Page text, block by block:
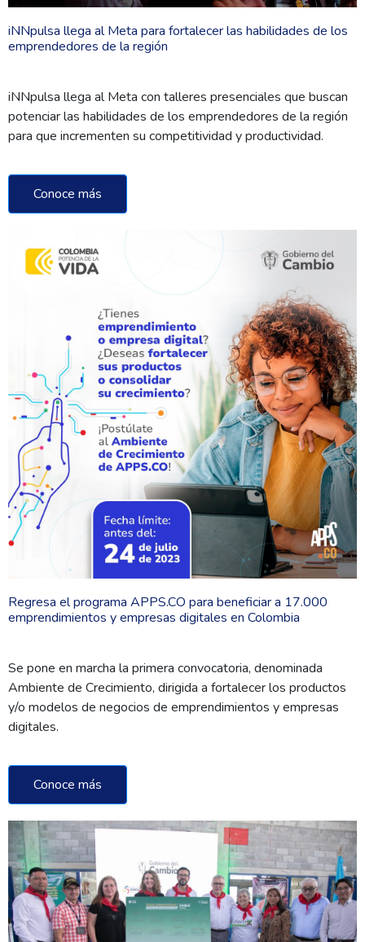
iNNpulsa llega al Meta para fortalecer las habilidades de los
emprendedores de la región
iNNpulsa llega al Meta con talleres presenciales que buscan
potenciar las habilidades de los emprendedores de la región
para que incrementen su competitividad y productividad.
Conoce más
Regresa el programa APPS.CO para beneficiar a 17.000
emprendimientos y empresas digitales en Colombia
Se pone en marcha la primera convocatoria, denominada
Ambiente de Crecimiento, dirigida a fortalecer los productos
y/o modelos de negocios de emprendimientos y empresas
digitales.
Conoce más